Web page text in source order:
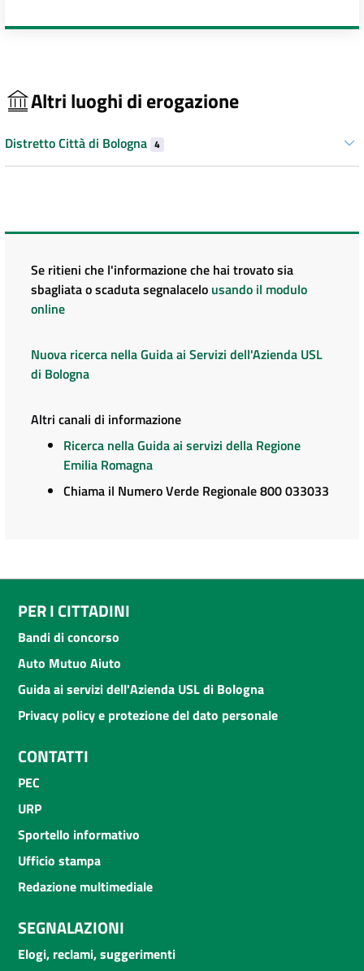
Altri luoghi di erogazione
Distretto Città di Bologna 4
Se ritieni che l'informazione che hai trovato sia
sbagliata o scaduta segnalacelo usando il modulo
online
Nuova ricerca nella Guida ai Servizi dell'Azienda USL
di Bologna
Altri canali di informazione
Ricerca nella Guida ai servizi della Regione
Emilia Romagna
Chiama il Numero Verde Regionale 800 033033
PER I CITTADINI
Bandi di concorso
Auto Mutuo Aiuto
Guida ai servizi dell'Azienda USL di Bologna
Privacy policy e protezione del dato personale
CONTATTI
PEC
URP
Sportello informativo
Ufficio stampa
Redazione multimediale
SEGNALAZIONI
Elogi, reclami, suggerimenti